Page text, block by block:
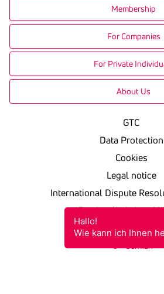
Membership
For Companies
For Private
About Us
German
GTC
Data Protection
Cookies
Legal notice
International Dispute
KSV in einfacher
Hallo!
Wie kann ich Ihnen